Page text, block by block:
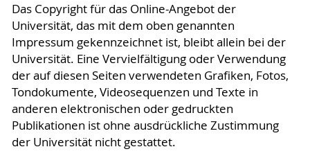
Das Copyright für das Online-Angebot der
Universität, das mit dem oben genannten
Impressum gekennzeichnet ist, bleibt allein bei der
Universität. Eine Vervielfältigung oder Verwendung
der auf diesen Seiten verwendeten Grafiken, Fotos,
Tondokumente, Videosequenzen und Texte in
anderen elektronischen oder gedruckten
Publikationen ist ohne ausdrückliche Zustimmung
der Universität nicht gestattet.